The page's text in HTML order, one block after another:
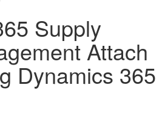
Supply
Attach
Dynamics 365